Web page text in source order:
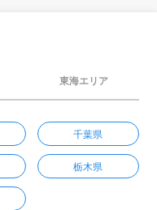
東海エリア
千葉県
栃木県